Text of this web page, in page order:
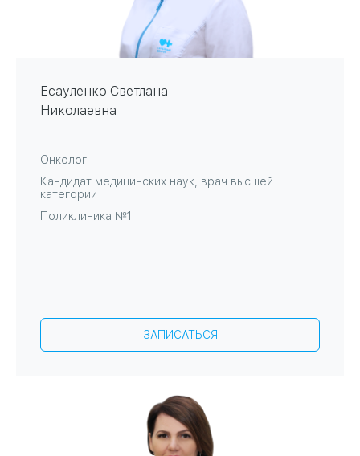
Есауленко Светлана
Николаевна
Онколог
Кандидат медицинских наук, врач высшей
категории
Поликлиника №1
ЗАПИСАТЬСЯ